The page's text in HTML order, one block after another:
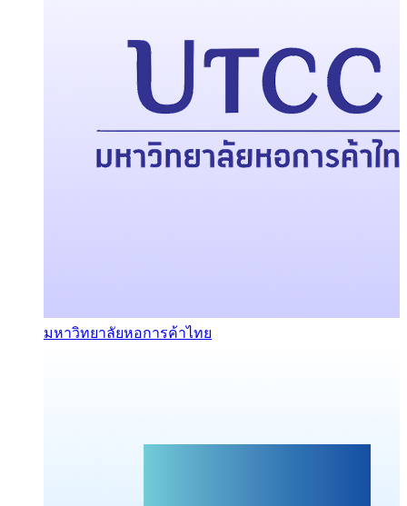
มหาวิทยาลัยหอการค้าไทย